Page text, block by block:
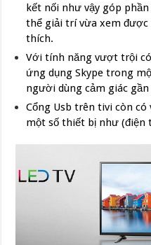
kết nối như vậy góp
thể giải trí vừa xem
thích.
Với tính năng vượt trội
ứng dụng Skype trong
người dùng cảm giác
Cổng Usb trên tivi còn
một số thiết bị như (điện